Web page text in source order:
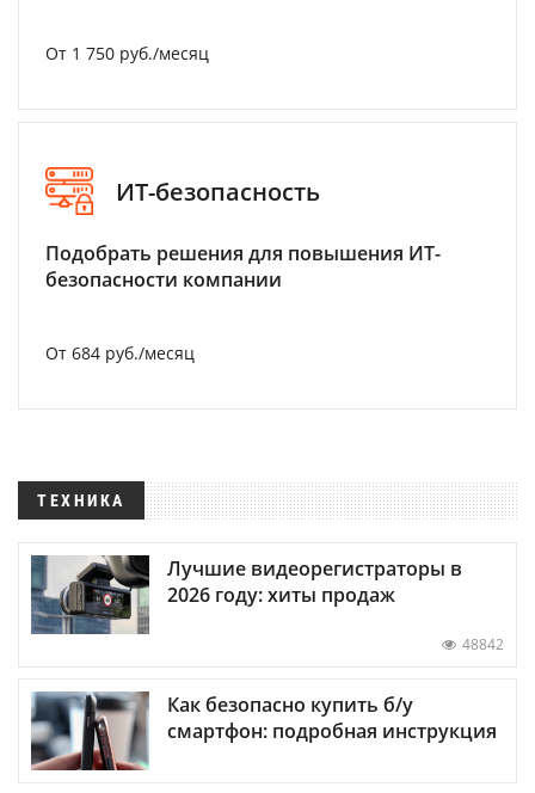
От 1 750 руб./месяц
ИТ-безопасность
Подобрать решения для повышения ИТ-
безопасности компании
От 684 руб./месяц
ТЕХНИКА
Лучшие видеорегистраторы в
2026 году: хиты продаж
48842
Как безопасно купить б/у
смартфон: подробная инструкция